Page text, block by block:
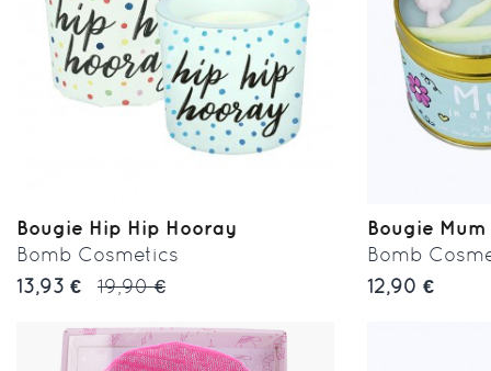
Bougie Hip Hip Hooray
Bomb Cosmetics
13,93 €
19,90 €
Bougie Mum
Bomb
12,90 €